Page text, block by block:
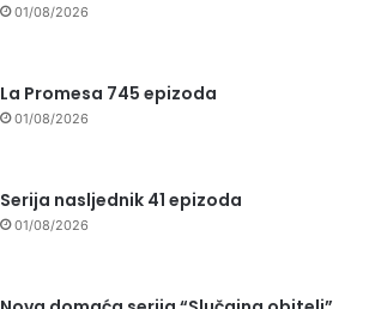
01/08/2026
La Promesa 745 epizoda
01/08/2026
Serija nasljednik 41 epizoda
01/08/2026